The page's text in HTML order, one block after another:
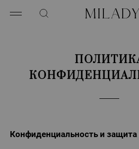
Конфиденциальность и